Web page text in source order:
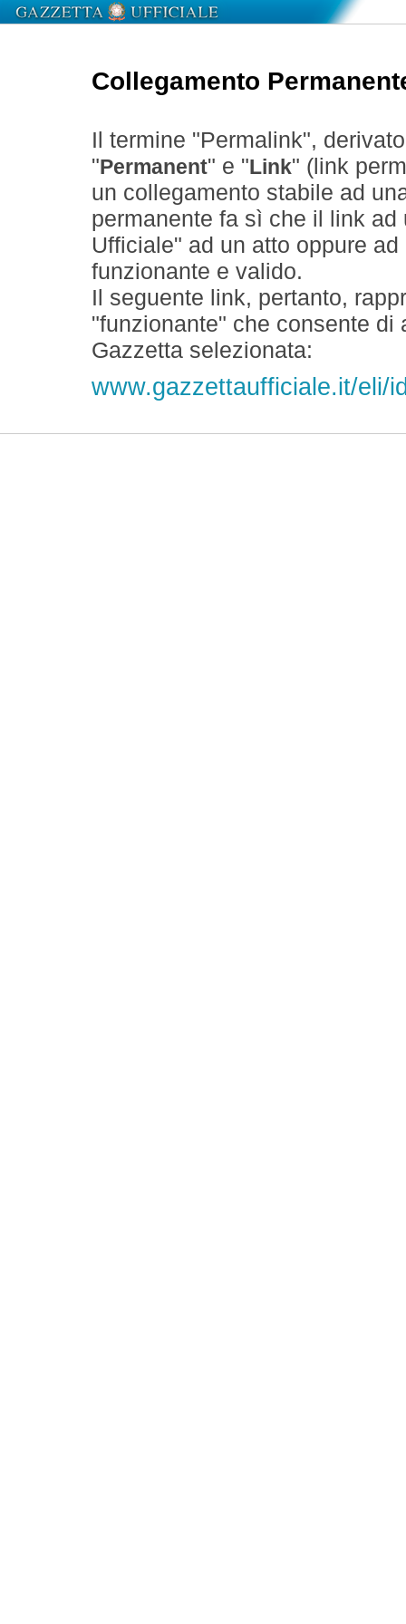
Collegamento
Il termine "Permalink",
" Permanent" e " Link" (link
un collegamento stabile ad
permanente fa sì che il link
Ufficiale" ad un atto oppure
funzionante e valido.
Il seguente link, pertanto,
"funzionante" che consente
Gazzetta selezionata:
www.gazzettaufficiale.it/eli/